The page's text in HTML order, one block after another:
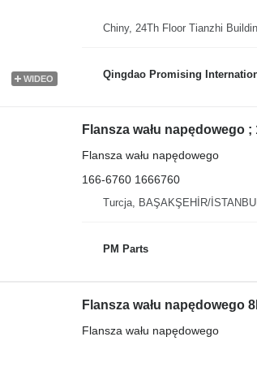
WIDEO
Chiny, 24Th Floor Tianzhi
Qingdao Promising
Flansza wału napędowego
166-6760 1666760
Turcja, BAŞAKŞEHİR/
PM Parts
Flansza wału napędowego